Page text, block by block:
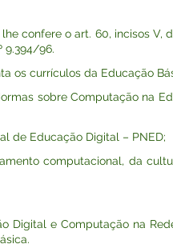
confere o art. 60, incisos V,
9.394/96.
os currículos da Educação
sobre Computação na
de Educação Digital – PNED;
computacional, da
Digital e Computação na